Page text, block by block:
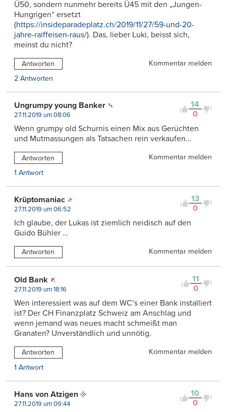
Ü50, sondern nunmehr bereits Ü45 mit den „Jungen-
Hungrigen“ ersetzt
(https://insideparadeplatz.ch/2019/11/27/59-und-20-
jahre-raiffeisen-raus/). Das, lieber Luki, beisst sich,
meinst du nicht?
Antworten
Kommentar melden
2 Antworten
14
0
Ungrumpy young Banker
27.11.2019 um 08:06
Wenn grumpy old Schurnis einen Mix aus Gerüchten
und Mutmassungen als Tatsachen rein verkaufen…
Antworten
Kommentar melden
1 Antwort
13
0
Krüptomaniac
27.11.2019 um 06:52
Ich glaube, der Lukas ist ziemlich neidisch auf den
Guido Bühler …
Antworten Kommentar melden
11
0
Old Bank
27.11.2019 um 18:16
Wen interessiert was auf dem WC’s einer Bank installiert
ist? Der CH Finanzplatz Schweiz am Anschlag und
wenn jemand was neues macht schmeißt man
Granaten? Unverständlich und unnötig.
Antworten
Kommentar melden
1 Antwort
10
0
Hans von Atzigen
27.11.2019 um 09:44